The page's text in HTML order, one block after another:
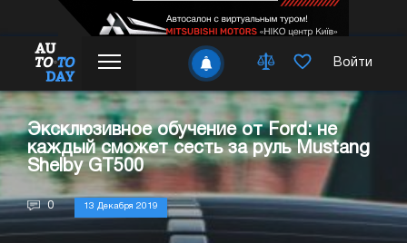
Войти
Эксклюзивное обучение от Ford: не
каждый сможет сесть за руль Mustang
Shelby GT500
0 13 Декабря 2019